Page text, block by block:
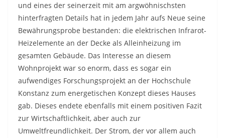
und eines der seinerzeit mit am argwöhnischsten
hinterfragten Details hat in jedem Jahr aufs Neue seine
Bewährungsprobe bestanden: die elektrischen Infrarot-
Heizelemente an der Decke als Alleinheizung im
gesamten Gebäude. Das Interesse an diesem
Wohnprojekt war so enorm, dass es sogar ein
aufwendiges Forschungsprojekt an der Hochschule
Konstanz zum energetischen Konzept dieses Hauses
gab. Dieses endete ebenfalls mit einem positiven Fazit
zur Wirtschaftlichkeit, aber auch zur
Umweltfreundlichkeit. Der Strom, der vor allem auch